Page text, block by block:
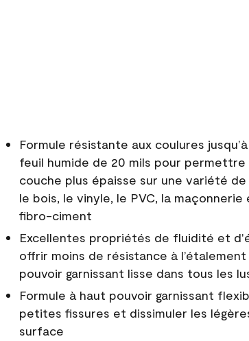
Formule résistante aux coulures
feuil humide de 20 mils pour
couche plus épaisse sur une variété
le bois, le vinyle, le PVC, la
fibro-ciment
Excellentes propriétés de fluidité et
offrir moins de résistance à
pouvoir garnissant lisse dans tous les
Formule à haut pouvoir garnissant
petites fissures et dissimuler les
surface